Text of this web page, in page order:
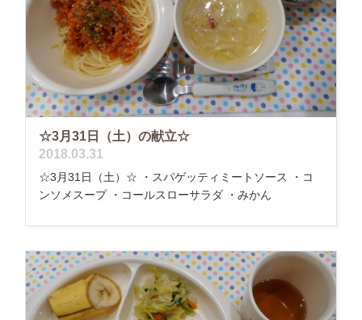
☆3月31日（土）の献立☆
2018.03.31
☆3月31日（土）☆ ・スパゲッティミートソース ・コ
ンソメスープ ・コールスローサラダ ・みかん